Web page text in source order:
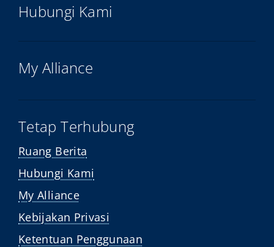
Hubungi Kami
My Alliance
Tetap Terhubung
Ruang Berita
Hubungi Kami
My Alliance
Kebijakan Privasi
Ketentuan Penggunaan